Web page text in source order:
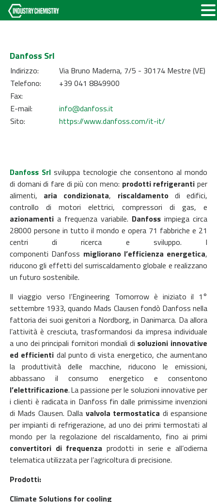
Danfoss Srl
Indirizzo:
Via Bruno Maderna, 7/5 - 30174 Mestre (VE)
Telefono:
+39 041 8849900
Fax:
E-mail:
info@danfoss.it
Sito:
https://www.danfoss.com/it-it/
Danfoss Srl sviluppa tecnologie che consentono al mondo
di domani di fare di più con meno: prodotti refrigeranti per
alimenti, aria condizionata, riscaldamentodi edifici,
controllo di motori elettrici, compressori di gas, e
azionamenti a frequenza variabile. Danfoss impiega circa
28000 persone in tutto il mondo e opera 71 fabbriche e 21
centri di ricerca e sviluppo. I
componenti Danfoss migliorano l’efficienza energetica,
riducono gli effetti del surriscaldamento globale e realizzano
un futuro sostenibile.
Il viaggio verso l’Engineering Tomorrow è iniziato il 1°
settembre 1933, quando Mads Clausen fondò Danfoss nella
fattoria dei suoi genitori a Nordborg, in Danimarca. Da allora
l’attività è cresciuta, trasformandosi da impresa individuale
a uno dei principali fornitori mondiali di soluzioni innovative
ed efficienti dal punto di vista energetico, che aumentano
la produttività delle macchine, riducono le emissioni,
abbassano il consumo energetico e consentono
l’elettrificazione.La passione per le soluzioni innovative per
i clienti è radicata in Danfoss fin dalle primissime invenzioni
di Mads Clausen. Dalla valvola termostatica di espansione
per impianti di refrigerazione, ad uno dei primi termostati al
mondo per la regolazione del riscaldamento, fino ai primi
convertitori di frequenza prodotti in serie e all’odierna
telematica utilizzata per l’agricoltura di precisione.
Prodotti:
Climate Solutions for cooling